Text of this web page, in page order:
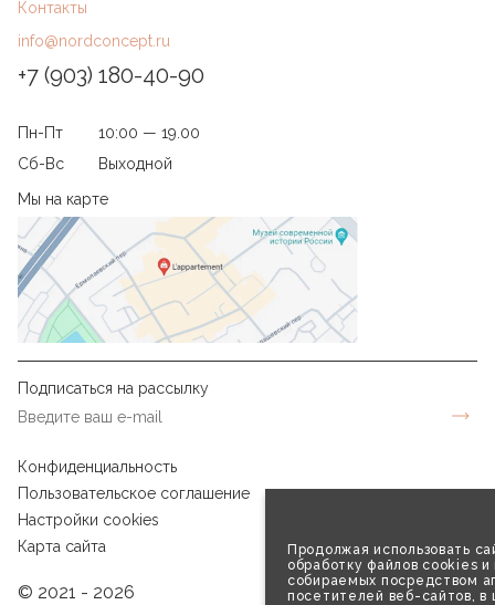
Продолжая использовать
обработку файлов cookies и
собираемых посредством
посетителей веб-сайтов, в
Контакты
info@nordconcept.ru
+7 (903) 180-40-90
Пн-Пт
10:00 — 19.00
Сб-Вс
Выходной
Мы на карте
Подписаться на рассылку
Конфиденциальность
Пользовательское соглашение
Настройки cookies
Карта сайта
© 2021 - 2026